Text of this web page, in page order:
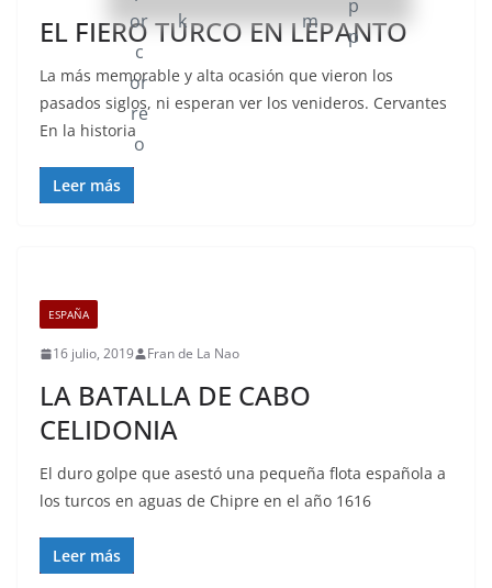
EL FIERO TURCO EN LEPANTO
La más memorable y alta ocasión que vieron los
pasados siglos, ni esperan ver los venideros. Cervantes
En la historia
Leer más
ESPAÑA
16 julio, 2019 Fran de La Nao
LA BATALLA DE CABO
CELIDONIA
El duro golpe que asestó una pequeña flota española a
los turcos en aguas de Chipre en el año 1616
Leer más